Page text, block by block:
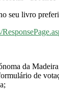
seu livro
da
de